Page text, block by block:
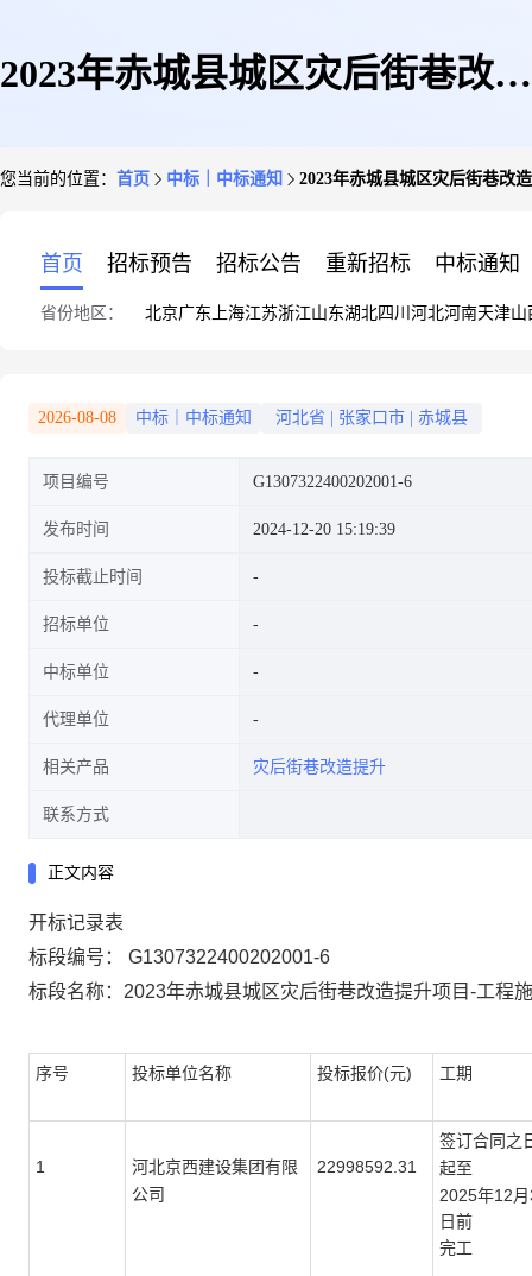
2023年赤城县城区灾后街巷改造
您当前的位置： 首页 中标｜中标通知 2023年赤城县城区灾后街巷改
首页 招标预告 招标公告 重新招标 中标通知
省份地区： 北京广东 上海江苏浙江山东湖北四川 河北河南天津山
2026-08-08 中标｜中标通知 河北省 张家口市 赤城县
项目编号 G1307322400202001-6
发布时间 2024-12-20 15:19:39
投标截止时间
招标单位
中标单位
代理单位
相关产品 灾后街巷改造提升
联系方式
正文内容
开标记录表
标段编号：
G1307322400202001-6
标段名称： 2023年赤城县城区灾后街巷改造提升项目-工程
序号 投标单位名称 投标报价(元) 工期
1
河北京西建设集团有限
公司
22998592.31
签订合同之
起至
2025年12
日前
完工